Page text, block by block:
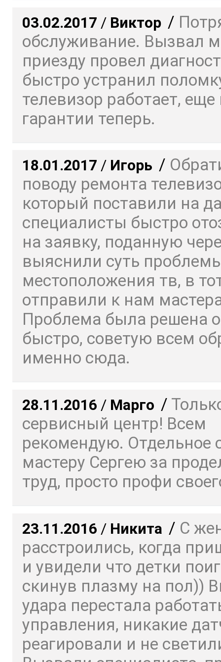
03.02.2017 / Виктор /
обслуживание. Вызвал
приезду провел
быстро устранил
телевизор работает, еще
гарантии теперь.
18.01.2017 / Игорь /
поводу ремонта
который поставили на
специалисты быстро
на заявку, поданную
выяснили суть
местоположения тв, в
отправили к нам
Проблема была решена
быстро, советую всем
именно сюда.
28.11.2016 / Марго /
сервисный центр! Всем
рекомендую. Отдельное
мастеру Сергею за
труд, просто профи
23.11.2016 / Никита / С
расстроились, когда
и увидели что детки
скинув плазму на пол))
удара перестала
управления, никакие
реагировали и не